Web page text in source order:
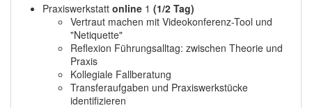
Praxiswerkstatt online 1 (1/2 Tag)
Vertraut machen mit Videokonferenz-Tool und
"Netiquette"
Reflexion Führungsalltag: zwischen Theorie und
Praxis
Kollegiale Fallberatung
Transferaufgaben und Praxiswerkstücke
identifizieren